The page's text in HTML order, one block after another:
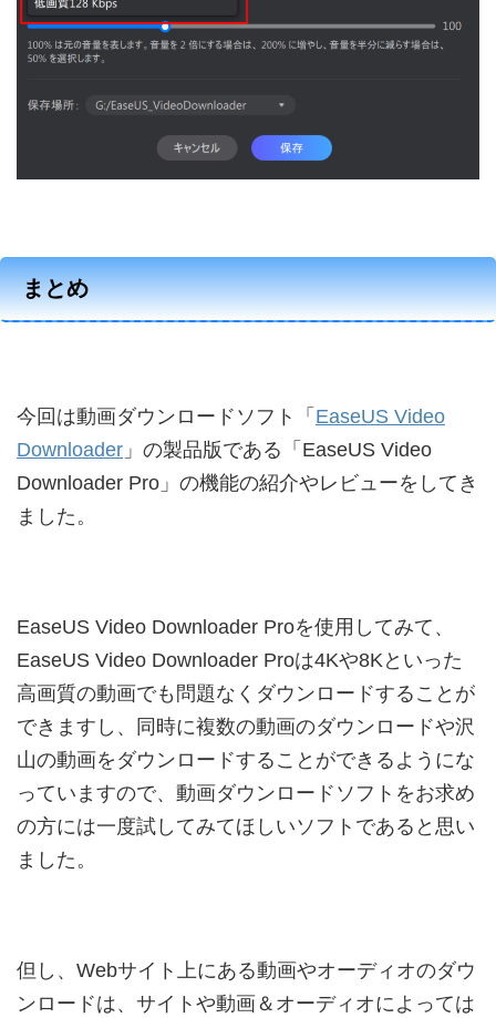
まとめ
今回は動画ダウンロードソフト「 EaseUS Video
Downloader 」の製品版である「EaseUS Video
Downloader Pro」の機能の紹介やレビューをしてき
ました。
EaseUS Video Downloader Proを使用してみて、
EaseUS Video Downloader Proは4Kや8Kといった
高画質の動画でも問題なくダウンロードすることが
できますし、同時に複数の動画のダウンロードや沢
山の動画をダウンロードすることができるようにな
っていますので、動画ダウンロードソフトをお求め
の方には一度試してみてほしいソフトであると思い
ました。
但し、Webサイト上にある動画やオーディオのダウ
ンロードは、サイトや動画＆オーディオによっては